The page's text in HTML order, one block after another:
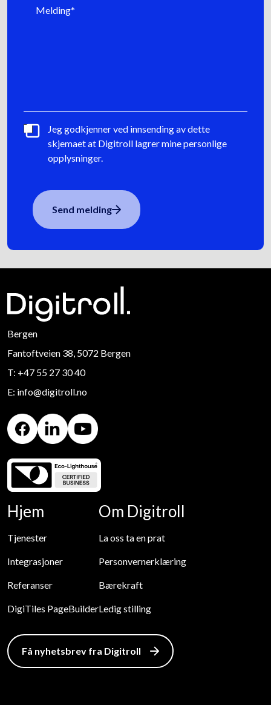
Jeg godkjenner ved innsending av dette
skjemaet at Digitroll lagrer mine personlige
opplysninger.
Send melding
Bergen
Fantoftveien 38, 5072 Bergen
T: +47 55 27 30 40
E: info@digitroll.no
Digitroll Facebook
Digitroll LinkedIn
Hjem
Tjenester
Integrasjoner
Referanser
DigiTiles PageBuilder
Om Digitroll
La oss ta en prat
Personvernerklæring
Bærekraft
Ledig stilling
Få nyhetsbrev fra Digitroll